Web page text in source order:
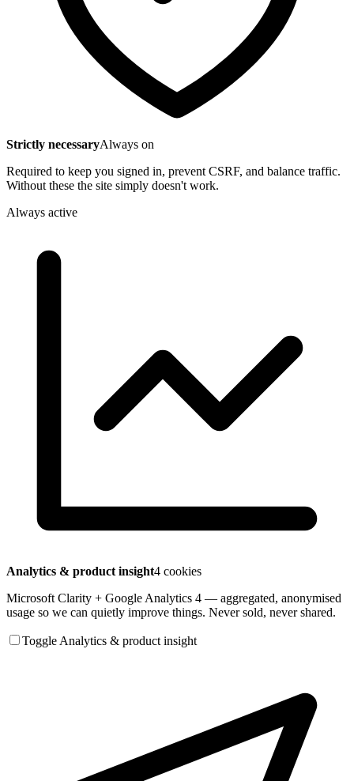
Strictly necessaryAlways on
Required to keep you signed in, prevent CSRF, and balance traffic.
Without these the site simply doesn't work.
Always active
Analytics & product insight4 cookies
Microsoft Clarity + Google Analytics 4 — aggregated, anonymised
usage so we can quietly improve things. Never sold, never shared.
Toggle Analytics & product insight